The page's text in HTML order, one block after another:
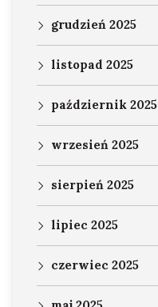
grudzień 2025
listopad 2025
październik 2025
wrzesień 2025
sierpień 2025
lipiec 2025
czerwiec 2025